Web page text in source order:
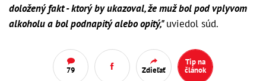
doložený fakt - ktorý by ukazoval, že muž bol pod vplyvom
alkoholu a bol podnapitý alebo opitý,"uviedol súd.
79 Zdieľať
Tip na
článok